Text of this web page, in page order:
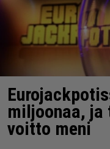
miljoonaa, ja
voitto meni